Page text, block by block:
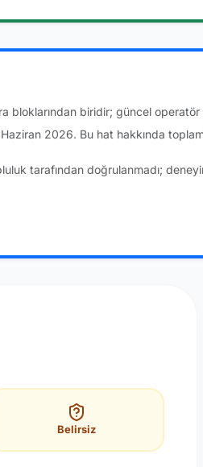
biridir; güncel
2026. Bu hat hakkında
tarafından doğrulanmadı;
Belirsiz